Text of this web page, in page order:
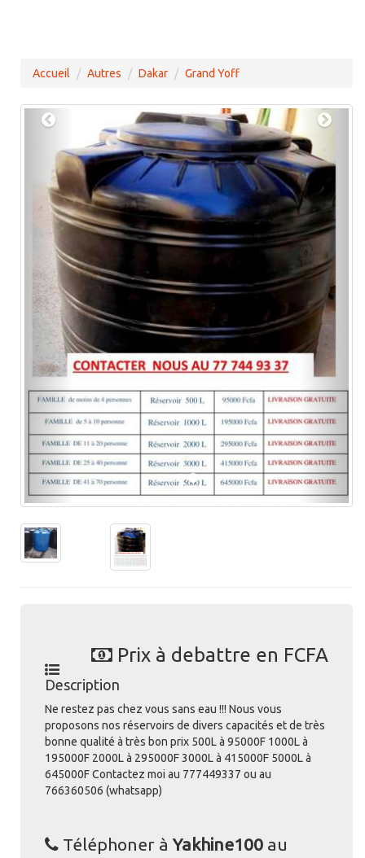
Accueil Autres Dakar Grand Yoff
Prix à debattre en FCFA
Description
Ne restez pas chez vous sans eau !!! Nous vous
proposons nos réservoirs de divers capacités et de très
bonne qualité à très bon prix 500L à 95000F 1000L à
195000F 2000L à 295000F 3000L à 415000F 5000L à
645000F Contactez moi au 777449337 ou au
766360506 (whatsapp)
Téléphoner àYakhine100 au